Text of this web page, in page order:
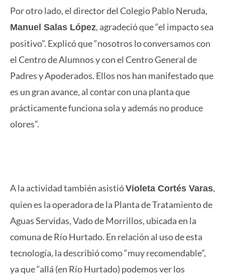
Por otro lado, el director del Colegio Pablo Neruda,
Manuel Salas López, agradeció que “el impacto sea
positivo”. Explicó que “nosotros lo conversamos con
el Centro de Alumnos y con el Centro General de
Padres y Apoderados. Ellos nos han manifestado que
es un gran avance, al contar con una planta que
prácticamente funciona sola y además no produce
olores”.
A la actividad también asistióVioleta Cortés Varas,
quien es la operadora de la Planta de Tratamiento de
Aguas Servidas, Vado de Morrillos, ubicada en la
comuna de Río Hurtado. En relación al uso de esta
tecnología, la describió como “muy recomendable”,
ya que “allá (en Río Hurtado) podemos ver los